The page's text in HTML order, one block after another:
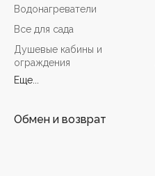
Водонагреватели
Все для сада
Душевые кабины и
ограждения
Еще...
Обмен и возврат